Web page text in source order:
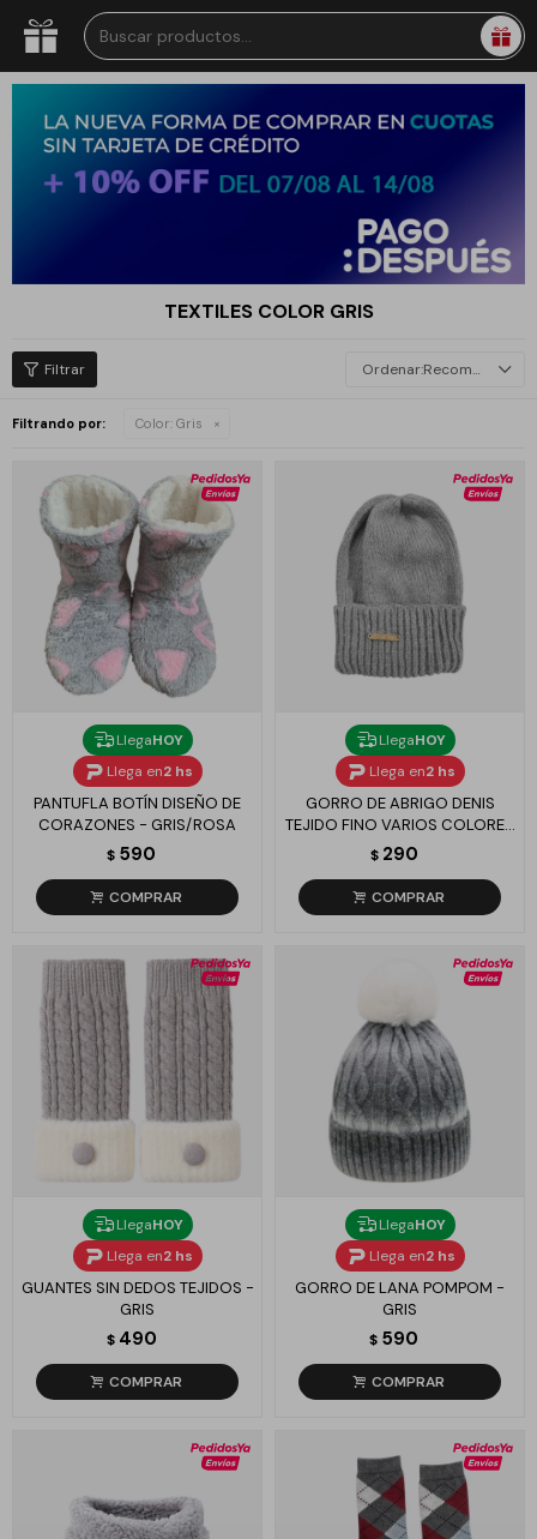
TEXTILES COLOR GRIS
Recomendados
Filtrando por: Color: Gris
LlegaHOY
Llega en2 hs
PANTUFLA BOTÍN DISEÑO DE
CORAZONES - GRIS/ROSA
$ 590
LlegaHOY
Llega en2 hs
GORRO DE ABRIGO DENIS
TEJIDO FINO VARIOS COLORES
- GRIS
$ 290
LlegaHOY
Llega en2 hs
GUANTES SIN DEDOS TEJIDOS -
GRIS
$ 490
LlegaHOY
Llega en2 hs
GORRO DE LANA POMPOM -
GRIS
$ 590